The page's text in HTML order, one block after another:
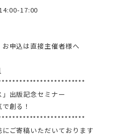
17:00
申込は直接主催者様へ
」出版記念セミナー
創る！
にご寄稿いただいております